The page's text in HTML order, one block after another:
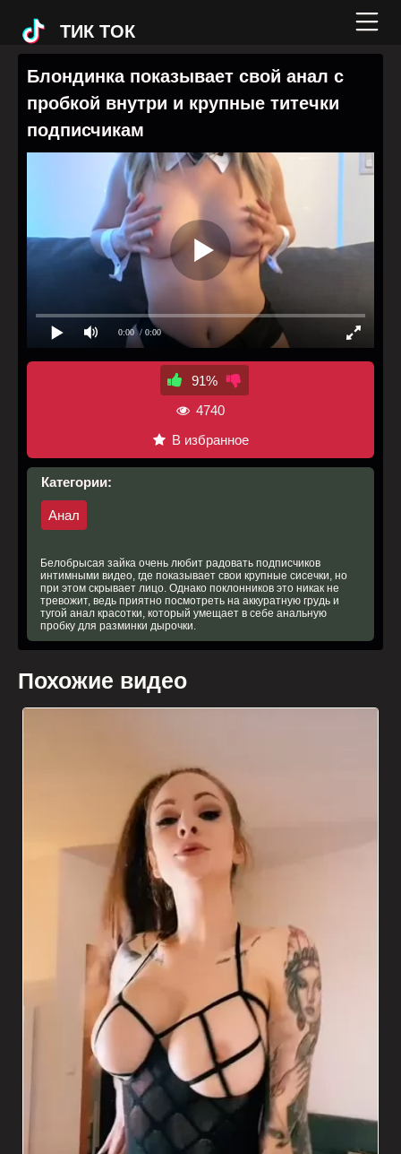
ТИК ТОК
Блондинка показывает свой анал с
пробкой внутри и крупные титечки
подписчикам
0:00 / 0:00
91%
4740
В избранное
Категории:
Анал
Белобрысая зайка очень любит радовать подписчиков
интимными видео, где показывает свои крупные сисечки, но
при этом скрывает лицо. Однако поклонников это никак не
тревожит, ведь приятно посмотреть на аккуратную грудь и
тугой анал красотки, который умещает в себе анальную
пробку для разминки дырочки.
Похожие видео